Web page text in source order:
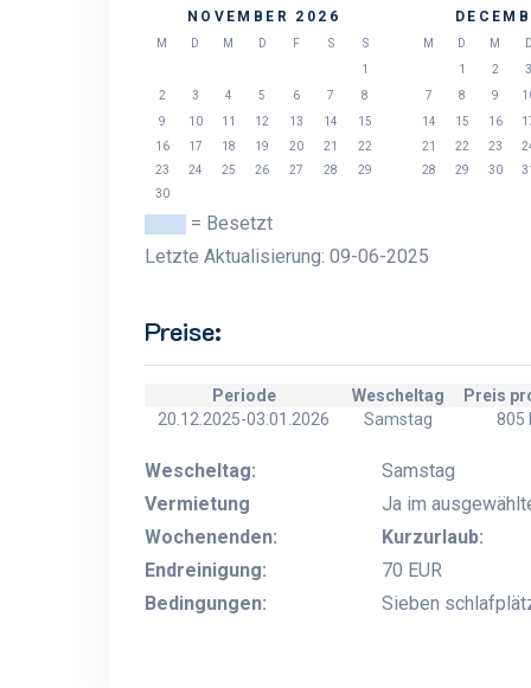
NOVEMBER 2026
M D M D F S
S
1
2
3 4 5 6 7
8
9
10 11 12 13 14
15
16
17 18 19 20 21
22
23
24 25 26 27 28
29
30
M D M D
1
2 3
7
8 9
14
15 16
21
22 23
28
29 30 31
= Besetzt
Letzte Aktualisierung: 09-06-2025
Preise:
Periode Wescheltag Preis
20.12.2025-03.01.2026
Samstag 805
Wescheltag:
Samstag
Vermietung
Wochenenden:
Ja im
Kurzurlaub:
Endreinigung:
70 EUR
Bedingungen:
Sieben